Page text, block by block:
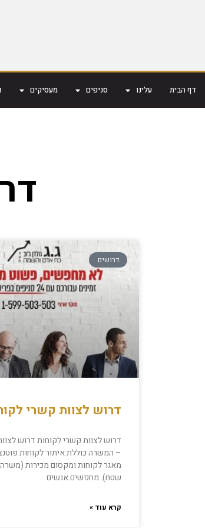
דף הבית עלינו סניפים מעסיקים
דרושים
דרוש לצוות קשרי
דרוש לצוות קשרי לקוחות דרוש
– המשרה כוללת איתור לקוחות
מאגר לקוחות ומקסום מכירות (משרה
שטח). מחפשים אנשים
קרא עוד »